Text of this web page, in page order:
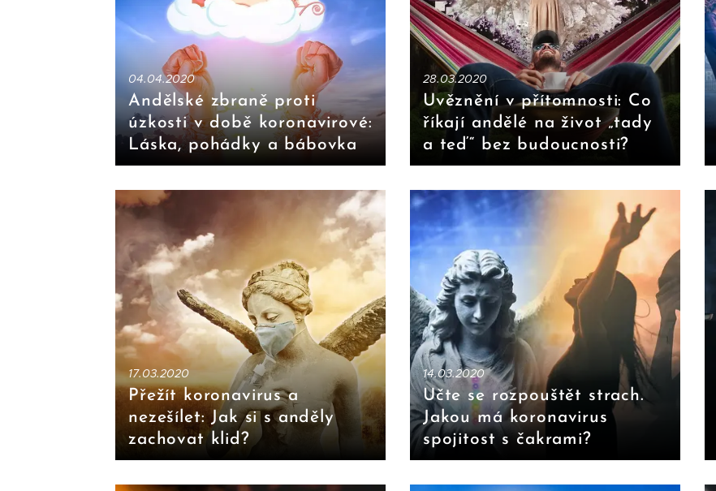
04.04.2020
Andělské zbraně proti
úzkosti v době koronavirové:
Láska, pohádky a bábovka
28.03.2020
Uvěznění v přítomnosti: Co
říkají andělé na život „tady
a teď“ bez budoucnosti?
17.03.2020
Přežít koronavirus a
nezešílet: Jak si s anděly
zachovat klid?
14.03.2020
Učte se rozpouštět strach.
Jakou má koronavirus
spojitost s čakrami?